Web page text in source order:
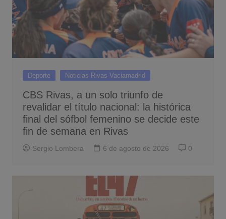
Deporte Noticias Rivas Vaciamadrid
CBS Rivas, a un solo triunfo de
revalidar el título nacional: la histórica
final del sófbol femenino se decide este
fin de semana en Rivas
Sergio Lombera 6 de agosto de 2026 0